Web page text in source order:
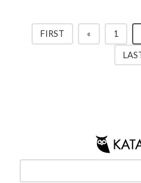
FIRST « 1